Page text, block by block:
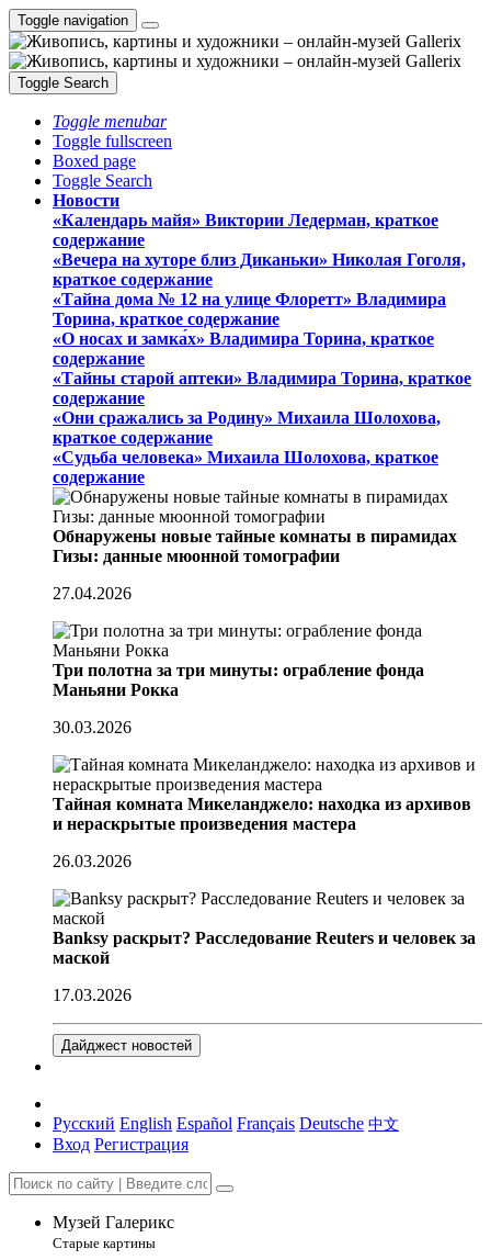
Toggle navigation
Toggle Search
Toggle menubar
Toggle fullscreen
Boxed page
Toggle Search
Новости
«Календарь майя» Виктории Ледерман, краткое
содержание
«Вечера на хуторе близ Диканьки» Николая Гоголя,
краткое содержание
«Тайна дома № 12 на улице Флоретт» Владимира
Торина, краткое содержание
«О носах и замка́х» Владимира Торина, краткое
содержание
«Тайны старой аптеки» Владимира Торина, краткое
содержание
«Они сражались за Родину» Михаила Шолохова,
краткое содержание
«Судьба человека» Михаила Шолохова, краткое
содержание
Обнаружены новые тайные комнаты в пирамидах
Гизы: данные мюонной томографии
27.04.2026
Три полотна за три минуты: ограбление фонда
Маньяни Рокка
30.03.2026
Тайная комната Микеланджело: находка из архивов
и нераскрытые произведения мастера
26.03.2026
Banksy раскрыт? Расследование Reuters и человек за
маской
17.03.2026
Дайджест новостей
Русский English Español Français Deutsche 中文
Вход Регистрация
Музей Галерикс
Старые картины